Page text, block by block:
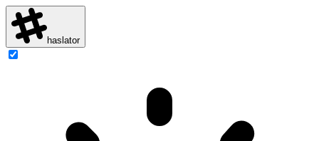
haslator